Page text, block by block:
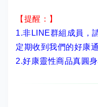
【提醒：】
1.非LINE群組成員，
定期收到我們的好康
2.好康靈性商品真圓